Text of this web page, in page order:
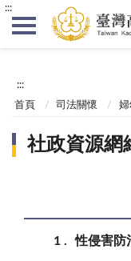
:::
:::
首頁 司法關懷 婦
社政資源網
1 性侵害防